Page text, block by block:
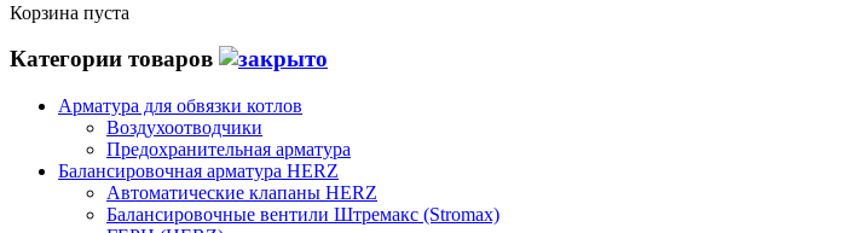
Корзина пуста
Категории товаров
Арматура для обвязки котлов
Воздухоотводчики
Предохранительная арматура
Балансировочная арматура HERZ
Автоматические клапаны HERZ
Балансировочные вентили Штремакс (Stromax)